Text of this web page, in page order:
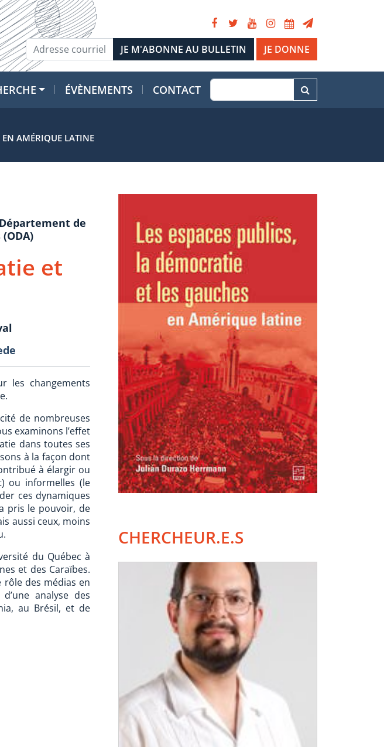
JE DONNE
ÉVÈNEMENTS CONTACT
EN AMÉRIQUE LATINE
de
et
les changements
de nombreuses
examinons l’effet
dans toutes ses
à la façon dont
à élargir ou
ou informelles (le
ces dynamiques
pris le pouvoir, de
aussi ceux, moins
du Québec à
et des Caraïbes.
des médias en
analyse des
au Brésil, et de
CHERCHEUR.E.S